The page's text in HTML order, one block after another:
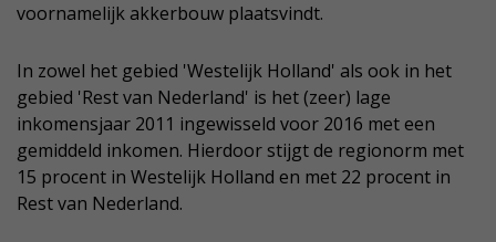
voornamelijk akkerbouw plaatsvindt.
In zowel het gebied 'Westelijk Holland' als ook in het
gebied 'Rest van Nederland' is het (zeer) lage
inkomensjaar 2011 ingewisseld voor 2016 met een
gemiddeld inkomen. Hierdoor stijgt de regionorm met
15 procent in Westelijk Holland en met 22 procent in
Rest van Nederland.